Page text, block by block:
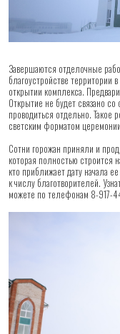
Завершаются отделочные
благоустройстве территории
открытии комплекса.
Открытие не будет связано
проводиться отдельно.
светским форматом
Сотни горожан приняли и
которая полностью строится
кто приближает дату начала
к числу благотворителей.
можете по телефонам 8-